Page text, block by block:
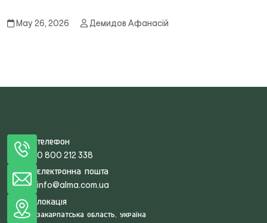
May 26, 2026 Демидов Афанасій
Телефон
0 800 212 338
Електронна пошта
info@alma.com.ua
Локація
Закарпатська область, Україна